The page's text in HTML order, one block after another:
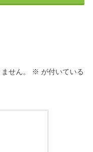
せん。 ※ が付いている